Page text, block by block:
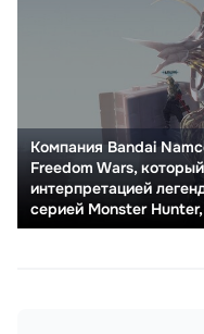
Компания Bandai
Freedom Wars,
интерпретацией
серией Monster